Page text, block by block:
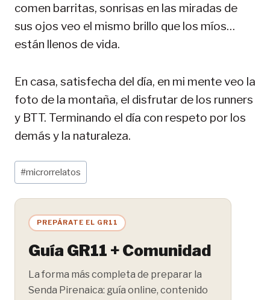
comen barritas, sonrisas en las miradas de
sus ojos veo el mismo brillo que los míos…
están llenos de vida.
En casa, satisfecha del día, en mi mente veo la
foto de la montaña, el disfrutar de los runners
y BTT. Terminando el día con respeto por los
demás y la naturaleza.
Etiquetas
de
la
entrada:
#microrrelatos
PREPÁRATE EL GR11
Guía GR11 + Comunidad
La forma más completa de preparar la
Senda Pirenaica: guía online, contenido